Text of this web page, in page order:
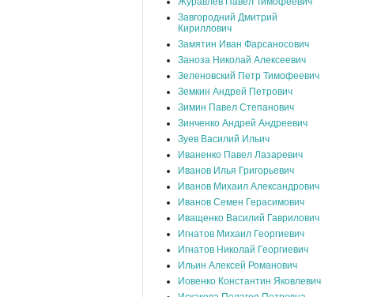
Завгородний Дмитрий
Кириллович
Замятин Иван Фарсаносович
Заноза Николай Алексеевич
Зеленовский Петр Тимофеевич
Земкин Андрей Петрович
Зимин Павел Степанович
Зинченко Андрей Андреевич
Зуев Василий Ильич
Иваненко Павел Лазаревич
Иванов Илья Григорьевич
Иванов Михаил Александрович
Иванов Семен Герасимович
Иващенко Василий Гаврилович
Игнатов Михаил Георгиевич
Игнатов Николай Георгиевич
Ильин Алексей Романович
Иовенко Константин Яковлевич